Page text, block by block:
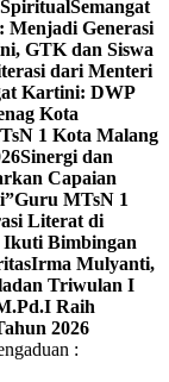
Semangat
Menjadi Generasi
GTK dan Siswa
dari Menteri
Kartini: DWP
Kota
1 Kota Malang
Sinergi dan
Capaian
Guru MTsN 1
Literat di
Bimbingan
Irma Mulyanti,
Triwulan I
Raih
2026
: